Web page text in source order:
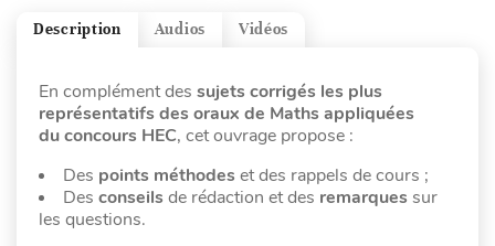
Vidéos
Audios
Description
En complément des sujets corrigés les plus
représentatifs des oraux de Maths appliquées
du concours HEC, cet ouvrage propose :
Des points méthodes et des rappels de cours ;
Des conseils de rédaction et des remarques sur
les questions.